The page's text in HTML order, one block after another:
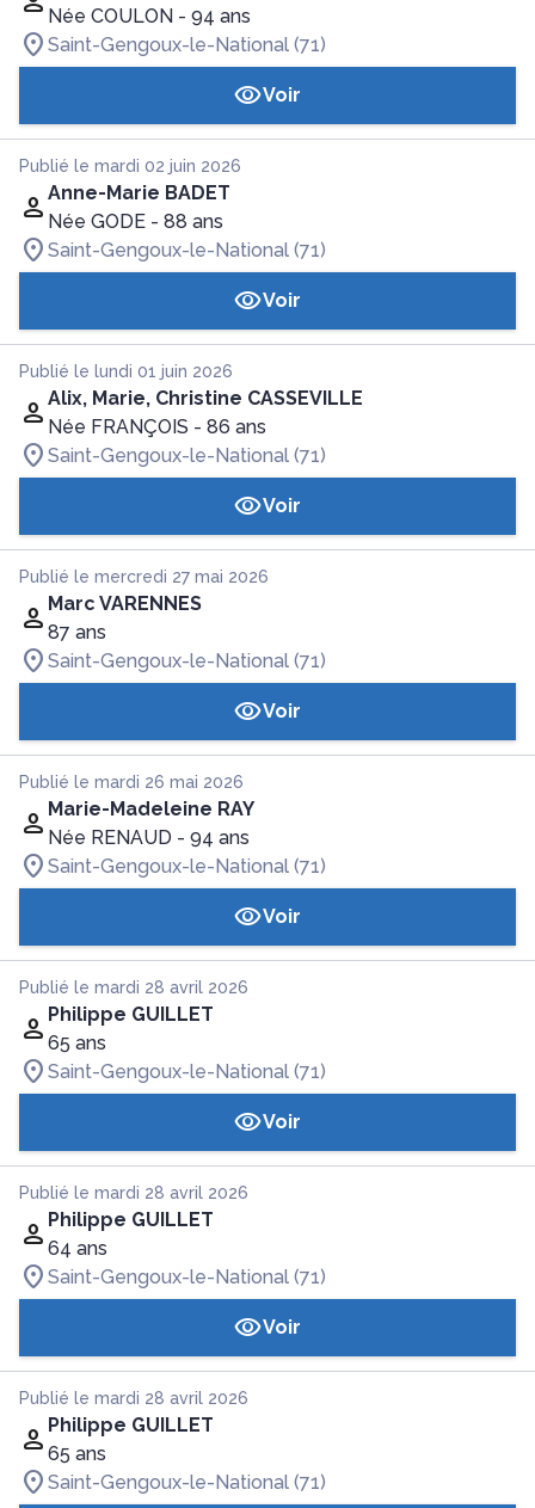
Née COULON - 94 ans
Saint-Gengoux-le-National (71)
Voir
Publié le mardi 02 juin 2026
Anne-Marie BADET
Née GODE - 88 ans
Saint-Gengoux-le-National (71)
Voir
Publié le lundi 01 juin 2026
Alix, Marie, Christine CASSEVILLE
Née FRANÇOIS - 86 ans
Saint-Gengoux-le-National (71)
Voir
Publié le mercredi 27 mai 2026
Marc VARENNES
87 ans
Saint-Gengoux-le-National (71)
Voir
Publié le mardi 26 mai 2026
Marie-Madeleine RAY
Née RENAUD - 94 ans
Saint-Gengoux-le-National (71)
Voir
Publié le mardi 28 avril 2026
Philippe GUILLET
65 ans
Saint-Gengoux-le-National (71)
Voir
Publié le mardi 28 avril 2026
Philippe GUILLET
64 ans
Saint-Gengoux-le-National (71)
Voir
Publié le mardi 28 avril 2026
Philippe GUILLET
65 ans
Saint-Gengoux-le-National (71)